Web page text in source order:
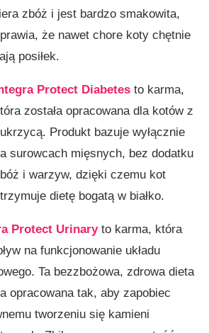
zbóż i jest bardzo smakowita,
że nawet chore koty chętnie
posiłek.
Protect Diabetesto karma,
została opracowana dla kotów z
Produkt bazuje wyłącznie
surowcach mięsnych, bez dodatku
i warzyw, dzięki czemu kot
dietę bogatą w białko.
Protect Urinary to karma, która
na funkcjonowanie układu
Ta bezzbożowa, zdrowa dieta
opracowana tak, aby zapobiec
tworzeniu się kamieni